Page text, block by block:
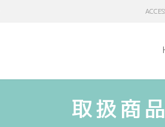
取扱商品